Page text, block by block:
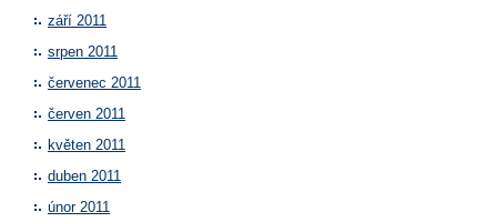
září 2011
srpen 2011
červenec 2011
červen 2011
květen 2011
duben 2011
únor 2011